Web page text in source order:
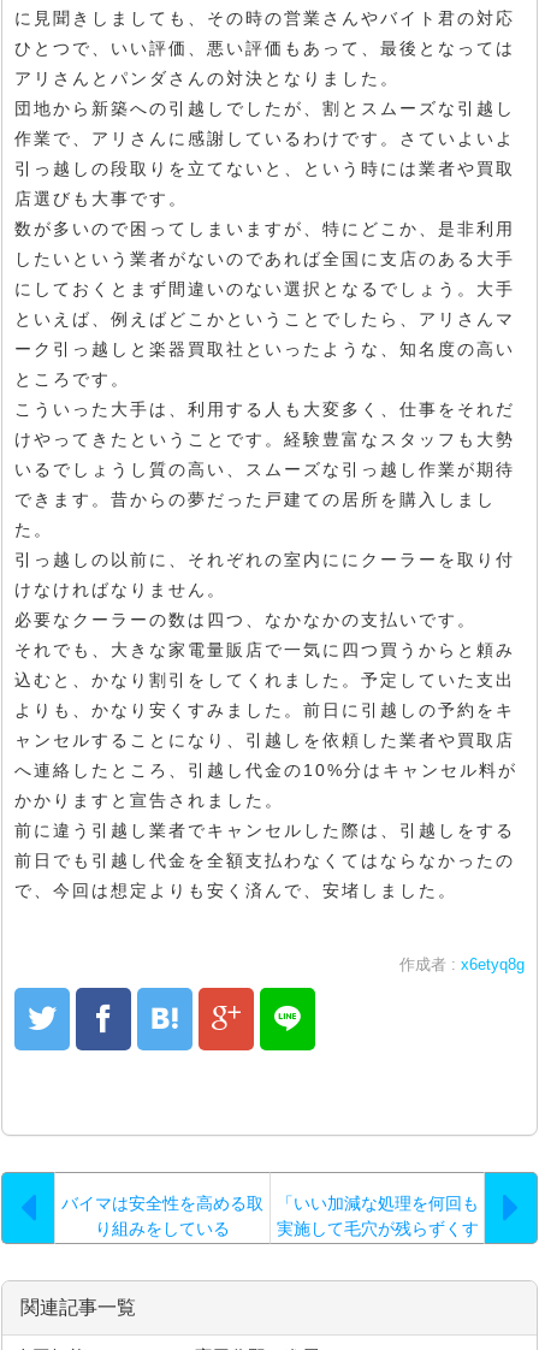
に見聞きしましても、その時の営業さんやバイト君の対応
ひとつで、いい評価、悪い評価もあって、最後となっては
アリさんとパンダさんの対決となりました。
団地から新築への引越しでしたが、割とスムーズな引越し
作業で、アリさんに感謝しているわけです。さていよいよ
引っ越しの段取りを立てないと、という時には業者や買取
店選びも大事です。
数が多いので困ってしまいますが、特にどこか、是非利用
したいという業者がないのであれば全国に支店のある大手
にしておくとまず間違いのない選択となるでしょう。大手
といえば、例えばどこかということでしたら、アリさんマ
ーク引っ越しと楽器買取社といったような、知名度の高い
ところです。
こういった大手は、利用する人も大変多く、仕事をそれだ
けやってきたということです。経験豊富なスタッフも大勢
いるでしょうし質の高い、スムーズな引っ越し作業が期待
できます。昔からの夢だった戸建ての居所を購入しまし
た。
引っ越しの以前に、それぞれの室内ににクーラーを取り付
けなければなりません。
必要なクーラーの数は四つ、なかなかの支払いです。
それでも、大きな家電量販店で一気に四つ買うからと頼み
込むと、かなり割引をしてくれました。予定していた支出
よりも、かなり安くすみました。前日に引越しの予約をキ
ャンセルすることになり、引越しを依頼した業者や買取店
へ連絡したところ、引越し代金の10%分はキャンセル料が
かかりますと宣告されました。
前に違う引越し業者でキャンセルした際は、引越しをする
前日でも引越し代金を全額支払わなくてはならなかったの
で、今回は想定よりも安く済んで、安堵しました。
作成者 : x6etyq8g
バイマは安全性を高める取
り組みをしている
「いい加減な処理を何回も
実施して毛穴が残らずくす
という方でも…。
関連記事一覧